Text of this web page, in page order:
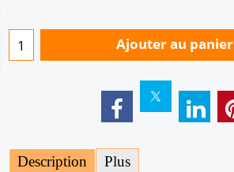
Ajouter au panier
Description Plus